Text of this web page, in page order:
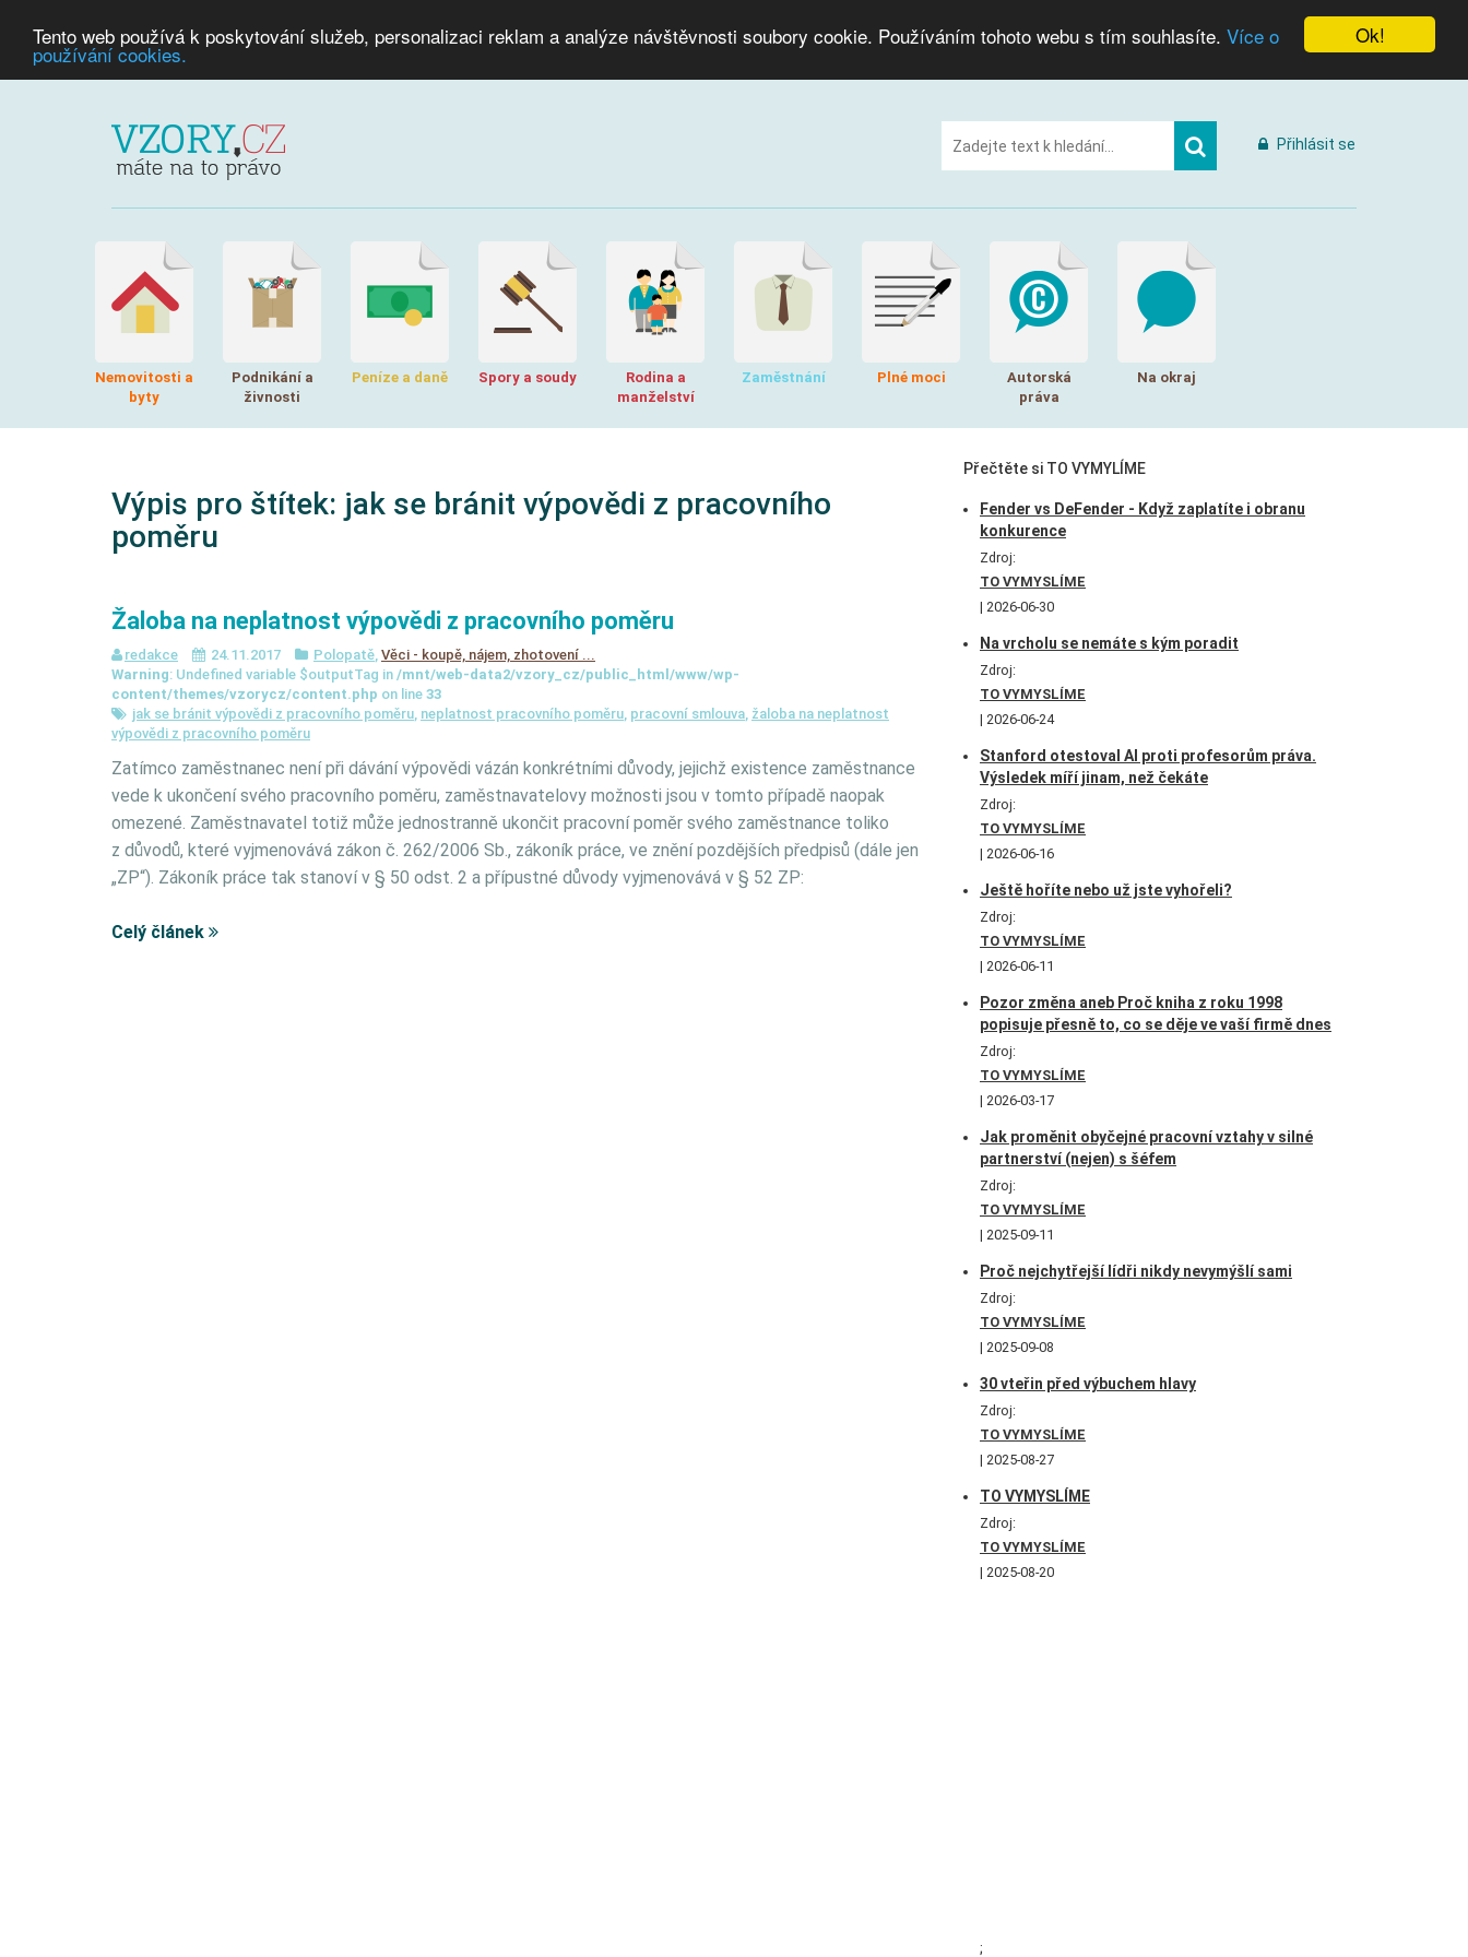
Ok!
Tento web používá k poskytování služeb, personalizaci reklam a analýze návštěvnosti soubory cookie. Používáním tohoto webu s tím souhlasíte. Více o
používání cookies.
Přihlásit se
Nemovitosti a
byty
Podnikání a
živnosti
Peníze a daně Spory a soudy
Rodina a
manželství
Zaměstnání Plné moci
Autorská
práva
Na okraj
Výpis pro štítek: jak se bránit výpovědi z pracovního
poměru
Žaloba na neplatnost výpovědi z pracovního poměru
redakce 24.11.2017 Polopatě, Věci - koupě, nájem, zhotovení ...
Warning: Undefined variable $outputTag in /mnt/web-data2/vzory_cz/public_html/www/wp-
content/themes/vzorycz/content.php on line 33
jak se bránit výpovědi z pracovního poměru, neplatnost pracovního poměru, pracovní smlouva, žaloba na neplatnost
výpovědi z pracovního poměru
Zatímco zaměstnanec není při dávání výpovědi vázán konkrétními důvody, jejichž existence zaměstnance
vede k ukončení svého pracovního poměru, zaměstnavatelovy možnosti jsou v tomto případě naopak
omezené. Zaměstnavatel totiž může jednostranně ukončit pracovní poměr svého zaměstnance toliko
z důvodů, které vyjmenovává zákon č. 262/2006 Sb., zákoník práce, ve znění pozdějších předpisů (dále jen
„ZP“). Zákoník práce tak stanoví v § 50 odst. 2 a přípustné důvody vyjmenovává v § 52 ZP:
Celý článek
Přečtěte si TO VYMYLÍME
Fender vs DeFender - Když zaplatíte i obranu
konkurence
Zdroj:
TO VYMYSLÍME
2026-06-30
Na vrcholu se nemáte s kým poradit
Zdroj:
TO VYMYSLÍME
2026-06-24
Stanford otestoval AI proti profesorům práva.
Výsledek míří jinam, než čekáte
Zdroj:
TO VYMYSLÍME
2026-06-16
Ještě hoříte nebo už jste vyhořeli?
Zdroj:
TO VYMYSLÍME
2026-06-11
Pozor změna aneb Proč kniha z roku 1998
popisuje přesně to, co se děje ve vaší firmě dnes
Zdroj:
TO VYMYSLÍME
2026-03-17
Jak proměnit obyčejné pracovní vztahy v silné
partnerství (nejen) s šéfem
Zdroj:
TO VYMYSLÍME
2025-09-11
Proč nejchytřejší lídři nikdy nevymýšlí sami
Zdroj:
TO VYMYSLÍME
2025-09-08
30 vteřin před výbuchem hlavy
Zdroj:
TO VYMYSLÍME
2025-08-27
TO VYMYSLÍME
Zdroj:
TO VYMYSLÍME
2025-08-20
;